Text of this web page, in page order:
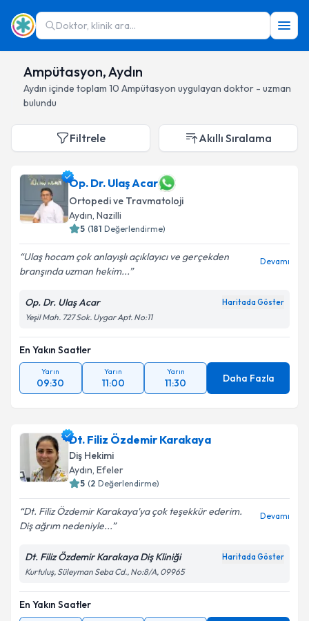
Doktor, klinik ara...
Ampütasyon, Aydın
Aydın içinde toplam 10 Ampütasyon uygulayan doktor - uzman
bulundu
Filtrele Akıllı Sıralama
Op. Dr. Ulaş Acar
Ortopedi ve Travmatoloji
Aydın, Nazilli
5 (181 Değerlendirme)
Ulaş hocam çok anlayışlı açıklayıcı ve gerçekden
branşında uzman hekim...
Devamı
Op. Dr. Ulaş Acar Haritada Göster
Yeşil Mah. 727 Sok. Uygar Apt. No:11
En Yakın Saatler
Yarın
09:30
Yarın
11:00
Yarın
11:30 Daha Fazla
Dt. Filiz Özdemir Karakaya
Diş Hekimi
Aydın, Efeler
5 (2 Değerlendirme)
Dt. Filiz Özdemir Karakaya'ya çok teşekkür ederim.
Diş ağrım nedeniyle...
Devamı
Dt. Filiz Özdemir Karakaya Diş Kliniği Haritada Göster
Kurtuluş, Süleyman Seba Cd., No:8/A, 09965
En Yakın Saatler